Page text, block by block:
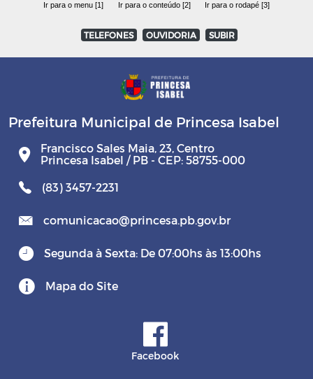
Ir para o menu [1] Ir para o conteúdo [2] Ir para o rodapé [3]
TELEFONES OUVIDORIA SUBIR
Prefeitura Municipal de Princesa Isabel
Francisco Sales Maia, 23, Centro
Princesa Isabel / PB - CEP: 58755-000
(83) 3457-2231
comunicacao@princesa.pb.gov.br
Segunda à Sexta: De 07:00hs às 13:00hs
Mapa do Site
Facebook